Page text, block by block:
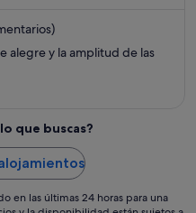
son Lincoln Road Mall y
alegre y la amplitud de las
que buscas?
en las últimas 24 horas para una